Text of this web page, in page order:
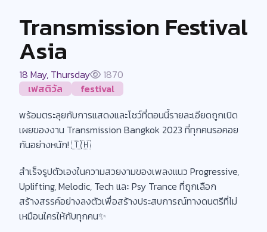
Transmission Festival
Asia
18 May, Thursday
1870
เฟสติวัล
festival
พร้อมตระลุยกับการแสดงและโชว์ที่ตอนนี้รายละเอียดถูกเปิด
เผยของงาน Transmission Bangkok 2023 ที่ทุกคนรอคอย
กันอย่างหนัก! 🇹🇭
สำเร็จรูปตัวเองในความสวยงามของเพลงแนว Progressive,
Uplifting, Melodic, Tech และ Psy Trance ที่ถูกเลือก
สร้างสรรค์อย่างลงตัวเพื่อสร้างประสบการณ์ทางดนตรีที่ไม่
เหมือนใครให้กับทุกคน✨